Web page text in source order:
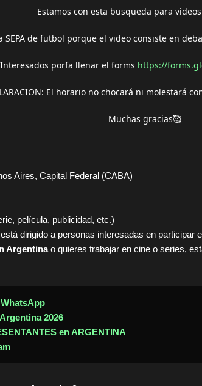
Estamos con esta busqueda para
SEPA de futbol porque el video consiste en
Interesados porfa llenar el forms https://
El horario no chocará ni molestará
Muchas gracias🥰
Aires, Capital Federal (CABA)
película, publicidad, etc.)
dirigido a personas interesadas en participar
Argentinao quieres trabajar en cine o series,
2026
en ARGENTINA